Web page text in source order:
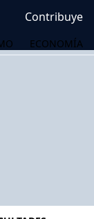
Contribuye
ECONOMÍA